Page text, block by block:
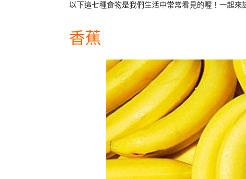
以下這七種食物是我們生活中常常看見的喔！一起來
香蕉